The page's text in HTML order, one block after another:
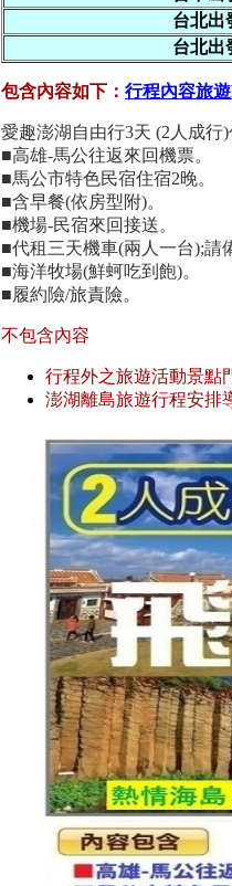
台北出
台北出
包含內容如下： 行程內容旅
愛趣澎湖自由行3天 (2人成行
■高雄-馬公往返來回機票。
■馬公市特色民宿住宿2晚。
■含早餐(依房型附)。
■機場-民宿來回接送。
■代租三天機車(兩人一台);請
■海洋牧場(鮮蚵吃到飽)。
■履約險/旅責險。
不包含內容
行程外之旅遊活動景點
澎湖離島旅遊行程安排